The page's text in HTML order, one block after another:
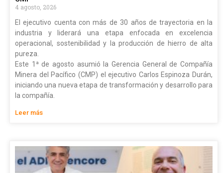
4 agosto, 2026
El ejecutivo cuenta con más de 30 años de trayectoria en la
industria y liderará una etapa enfocada en excelencia
operacional, sostenibilidad y la producción de hierro de alta
pureza.
Este 1ª de agosto asumió la Gerencia General de Compañía
Minera del Pacífico (CMP) el ejecutivo Carlos Espinoza Durán,
iniciando una nueva etapa de transformación y desarrollo para
la compañía.
Leer más